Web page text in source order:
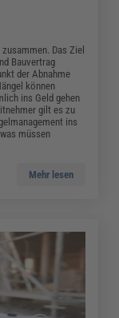
Das Ziel
Bauvertrag
der Abnahme
können
ins Geld gehen
gilt es zu
ins
müssen
Mehr lesen